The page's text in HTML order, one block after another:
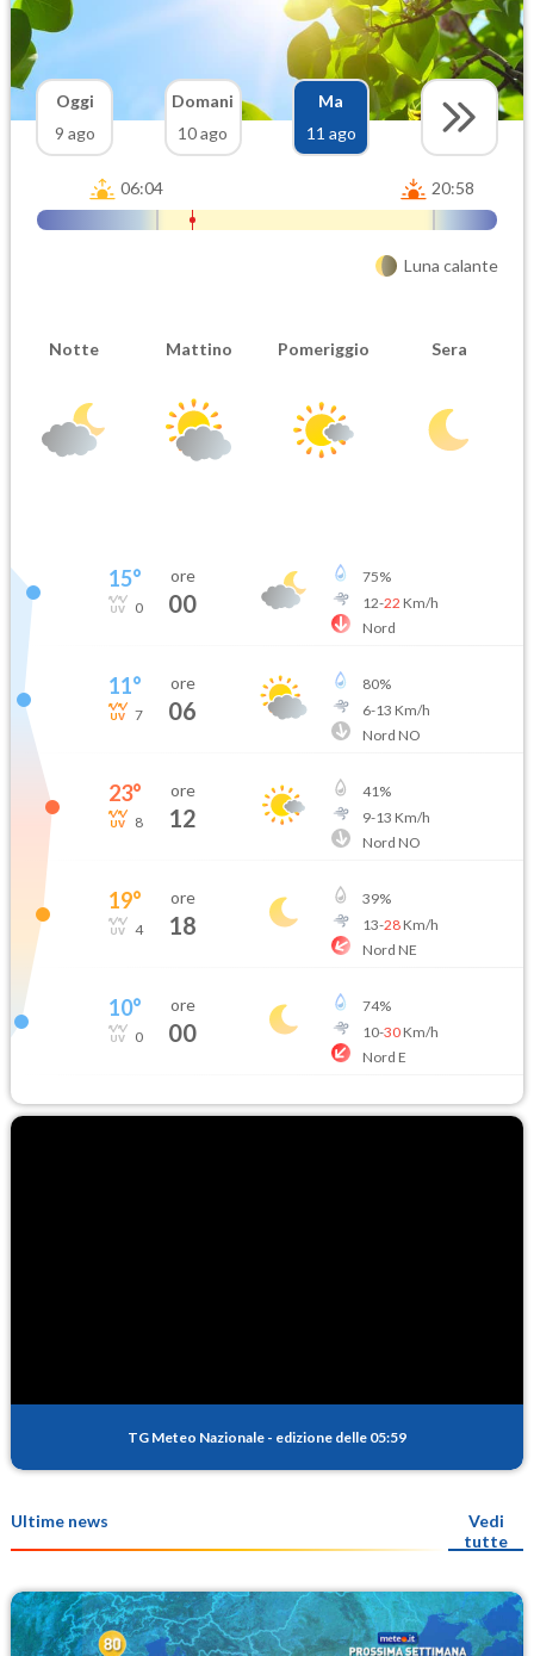
Oggi
9 ago
Domani
10 ago
Ma
11 ago
06:04 20:58
Luna calante
Notte Mattino Pomeriggio Sera
15°
0
ore
00
75%
12-22 Km/h
Nord
11°
7
ore
06
80%
6-13 Km/h
Nord NO
23°
8
ore
12
41%
9-13 Km/h
Nord NO
19°
4
ore
18
39%
13-28Km/h
Nord NE
10°
0
ore
00
74%
10-30Km/h
Nord E
TG Meteo Nazionale - edizione delle 05:59
Ultime news
Vedi
tutte